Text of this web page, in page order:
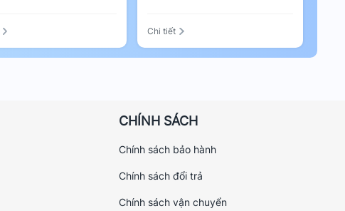
Chi tiết
CHÍNH SÁCH
Chính sách bảo hành
Chính sách đổi trả
Chính sách vận chuyển